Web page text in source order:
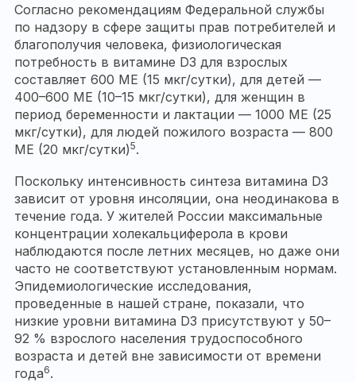
Согласно рекомендациям Федеральной службы
по надзору в сфере защиты прав потребителей и
благополучия человека, физиологическая
потребность в витамине D3 для взрослых
составляет 600 МЕ (15 мкг/сутки), для детей —
400–600 МЕ (10–15 мкг/сутки), для женщин в
период беременности и лактации — 1000 МЕ (25
мкг/сутки), для людей пожилого возраста — 800
МЕ (20 мкг/сутки)5.
Поскольку интенсивность синтеза витамина D3
зависит от уровня инсоляции, она неодинакова в
течение года. У жителей России максимальные
концентрации холекальциферола в крови
наблюдаются после летних месяцев, но даже они
часто не соответствуют установленным нормам.
Эпидемиологические исследования,
проведенные в нашей стране, показали, что
низкие уровни витамина D3 присутствуют у 50–
92 % взрослого населения трудоспособного
возраста и детей вне зависимости от времени
года6.